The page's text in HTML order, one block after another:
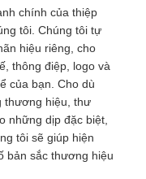
chính của thiệp
tôi. Chúng tôi tự
hiệu riêng, cho
thông điệp, logo và
của bạn. Cho dù
thương hiệu, thư
những dịp đặc biệt,
tôi sẽ giúp hiện
bản sắc thương hiệu